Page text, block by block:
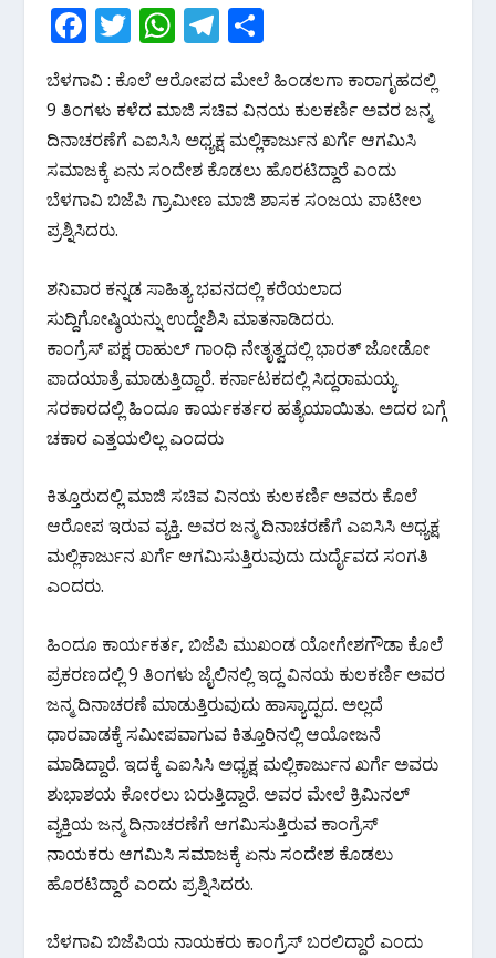
F
ac
e
b
o
o
k
T
w
itt
er
W
h
at
s
A
p
T
el
e
gr
a
m
h
ar
e
ಬೆಳಗಾವಿ : ಕೊಲೆ ಆರೋಪದ‌ ಮೇಲೆ ಹಿಂಡಲಗಾ ಕಾರಾಗೃಹದಲ್ಲಿ
9 ತಿಂಗಳು ಕಳೆದ ಮಾಜಿ ಸಚಿವ ವಿನಯ ಕುಲಕರ್ಣಿ ಅವರ ಜನ್ಮ‌
ದಿನಾಚರಣೆಗೆ ಎಐಸಿಸಿ ಅಧ್ಯಕ್ಷ ಮಲ್ಲಿಕಾರ್ಜುನ ಖರ್ಗೆ ಆಗಮಿಸಿ
ಸಮಾಜಕ್ಕೆ ‌ಏನು ಸಂದೇಶ‌ ಕೊಡಲು ಹೊರಟಿದ್ದಾರೆ ಎಂದು
ಬೆಳಗಾವಿ ಬಿಜೆಪಿ‌ ಗ್ರಾಮೀಣ ಮಾಜಿ ಶಾಸಕ ಸಂಜಯ ಪಾಟೀಲ
ಪ್ರಶ್ನಿಸಿದರು.
ಶನಿವಾರ ಕನ್ನಡ‌ ಸಾಹಿತ್ಯ ‌ಭವನದಲ್ಲಿ‌ ಕರೆಯಲಾದ
ಸುದ್ದಿಗೋಷ್ಠಿಯನ್ನು ಉದ್ದೇಶಿಸಿ ಮಾತನಾಡಿದರು.
ಕಾಂಗ್ರೆಸ್ ಪಕ್ಷ ರಾಹುಲ್ ಗಾಂಧಿ ‌ನೇತೃತ್ವದಲ್ಲಿ ಭಾರತ್‌ ಜೋಡೋ
ಪಾದಯಾತ್ರೆ ಮಾಡುತ್ತಿದ್ದಾರೆ. ಕರ್ನಾಟಕದಲ್ಲಿ ಸಿದ್ದರಾಮಯ್ಯ
ಸರಕಾರದಲ್ಲಿ ಹಿಂದೂ ಕಾರ್ಯಕರ್ತರ ಹತ್ಯೆಯಾಯಿತು‌. ಅದರ ಬಗ್ಗೆ
ಚಕಾರ ಎತ್ತಯಲಿಲ್ಲ ಎಂದರು
ಕಿತ್ತೂರುದಲ್ಲಿ ಮಾಜಿ ಸಚಿವ ವಿನಯ ಕುಲಕರ್ಣಿ ಅವರು ಕೊಲೆ‌
ಆರೋಪ ಇರುವ ವ್ಯಕ್ತಿ. ಅವರ ಜನ್ಮ‌ ದಿನಾಚರಣೆಗೆ ಎಐಸಿಸಿ ಅಧ್ಯಕ್ಷ
ಮಲ್ಲಿಕಾರ್ಜುನ ‌ಖರ್ಗೆ ಆಗಮಿಸುತ್ತಿರುವುದು ದುರ್ದೈವದ ಸಂಗತಿ‌
ಎಂದರು.
ಹಿಂದೂ ಕಾರ್ಯಕರ್ತ, ಬಿಜೆಪಿ ಮುಖಂಡ ಯೋಗೇಶಗೌಡಾ ಕೊಲೆ
ಪ್ರಕರಣದಲ್ಲಿ 9 ತಿಂಗಳು ಜೈಲಿನಲ್ಲಿ ಇದ್ದ ವಿನಯ ಕುಲಕರ್ಣಿ ಅವರ
ಜನ್ಮ‌‌ ದಿನಾಚರಣೆ ಮಾಡುತ್ತಿರುವುದು ಹಾಸ್ಯಾದ್ಪದ. ಅಲ್ಲದೆ
ಧಾರವಾಡಕ್ಕೆ ಸಮೀಪವಾಗುವ ಕಿತ್ತೂರಿನಲ್ಲಿ ಆಯೋಜನೆ
ಮಾಡಿದ್ದಾರೆ.‌ ಇದಕ್ಕೆ ಎಐಸಿಸಿ ಅಧ್ಯಕ್ಷ ಮಲ್ಲಿಕಾರ್ಜುನ ಖರ್ಗೆ ಅವರು
ಶುಭಾಶಯ ಕೋರಲು ಬರುತ್ತಿದ್ದಾರೆ. ಅವರ ಮೇಲೆ ಕ್ರಿಮಿನಲ್
ವ್ಯಕ್ತಿಯ ಜನ್ಮ ದಿನಾಚರಣೆಗೆ ಆಗಮಿಸುತ್ತಿರುವ ಕಾಂಗ್ರೆಸ್
ನಾಯಕರು ಆಗಮಿಸಿ‌ ಸಮಾಜಕ್ಕೆ ಏನು ಸಂದೇಶ‌ ಕೊಡಲು
ಹೊರಟಿದ್ದಾರೆ ಎಂದು ಪ್ರಶ್ನಿಸಿದರು.
ಬೆಳಗಾವಿ ಬಿಜೆಪಿಯ ನಾಯಕರು ಕಾಂಗ್ರೆಸ್ ಬರಲಿದ್ದಾರೆ ಎಂದು